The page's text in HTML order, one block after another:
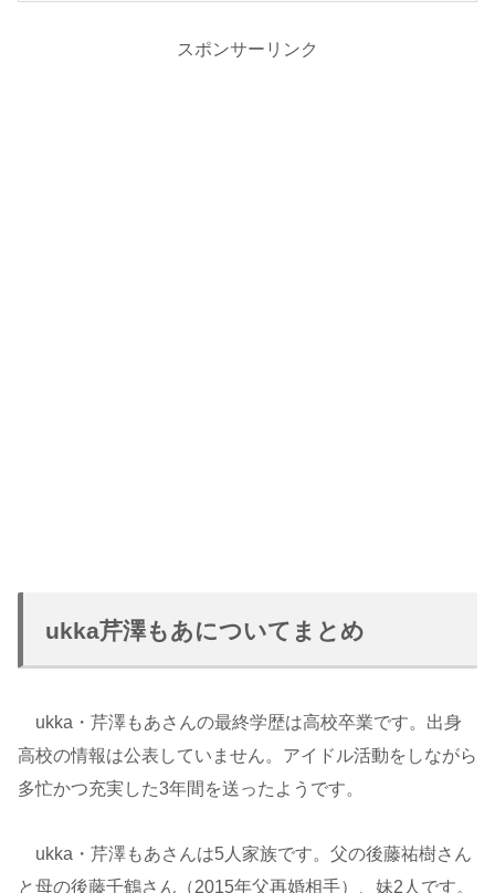
スポンサーリンク
ukka芹澤もあについてまとめ
ukka・芹澤もあさんの最終学歴は高校卒業です。出身
高校の情報は公表していません。アイドル活動をしながら
多忙かつ充実した3年間を送ったようです。
ukka・芹澤もあさんは5人家族です。父の後藤祐樹さん
と母の後藤千鶴さん（2015年父再婚相手）、妹2人です。